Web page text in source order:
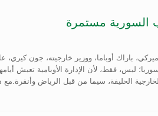
السورية مستمرة
باراك أوباما، ووزير خارجيته، جون
ليس، فقط، لأن الإدارة الأوبامية تعيش
الحليفة، سيما من قبل الرياض وأنقرة.مع